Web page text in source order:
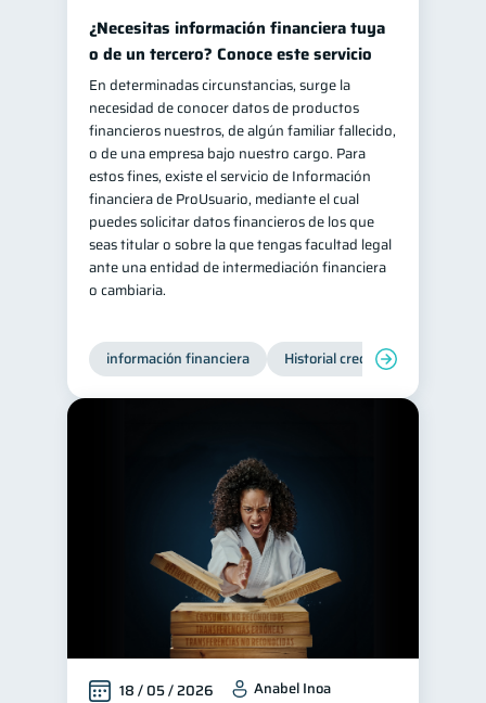
¿Necesitas información financiera tuya
o de un tercero? Conoce este servicio
En determinadas circunstancias, surge la
necesidad de conocer datos de productos
financieros nuestros, de algún familiar fallecido,
o de una empresa bajo nuestro cargo. Para
estos fines, existe el servicio de Información
financiera de ProUsuario, mediante el cual
puedes solicitar datos financieros de los que
seas titular o sobre la que tengas facultad legal
ante una entidad de intermediación financiera
o cambiaria.
información financiera Historial crediticio
18 / 05 / 2026 Anabel Inoa